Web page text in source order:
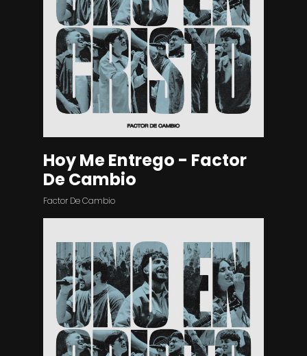
Hoy Me Entrego - Factor
De Cambio
Factor De Cambio